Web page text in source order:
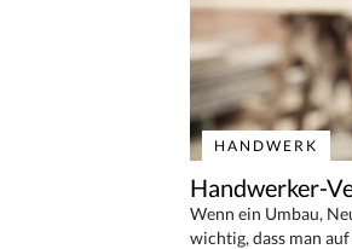
HANDWERK
Handwerker-
Wenn ein Umbau,
wichtig, dass man